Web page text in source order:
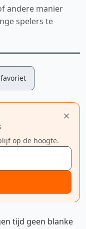
andere manier
spelers te
op de hoogte.
tijd geen blanke